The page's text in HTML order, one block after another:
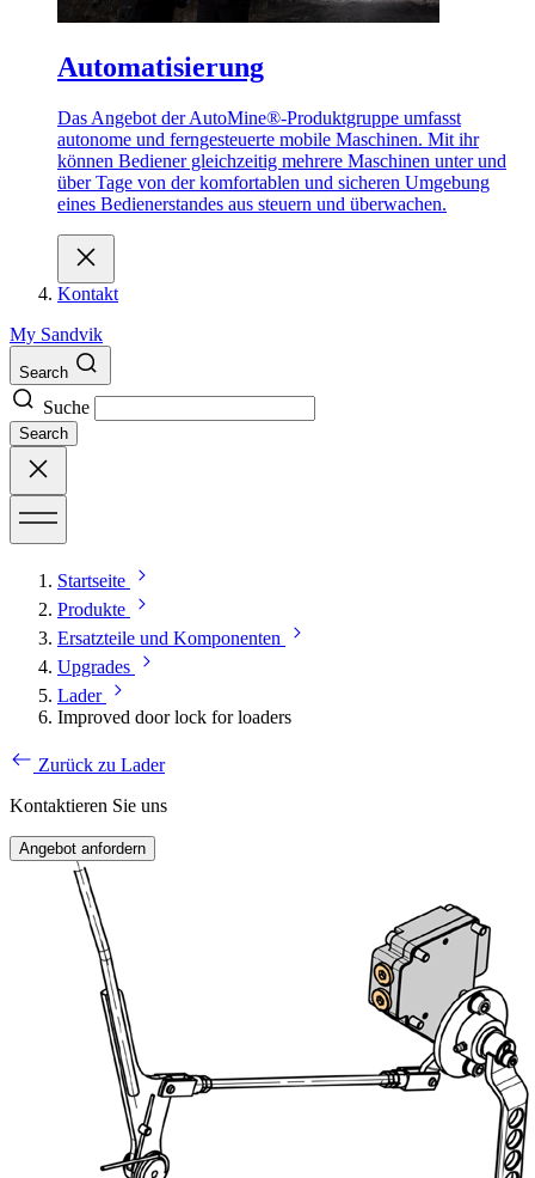
Automatisierung
Das Angebot der AutoMine®-Produktgruppe umfasst
autonome und ferngesteuerte mobile Maschinen. Mit ihr
können Bediener gleichzeitig mehrere Maschinen unter und
über Tage von der komfortablen und sicheren Umgebung
eines Bedienerstandes aus steuern und überwachen.
Kontakt
My Sandvik
Search
Suche
Search
Startseite
Produkte
Ersatzteile und Komponenten
Upgrades
Lader
Improved door lock for loaders
Zurück zu Lader
Kontaktieren Sie uns
Angebot anfordern